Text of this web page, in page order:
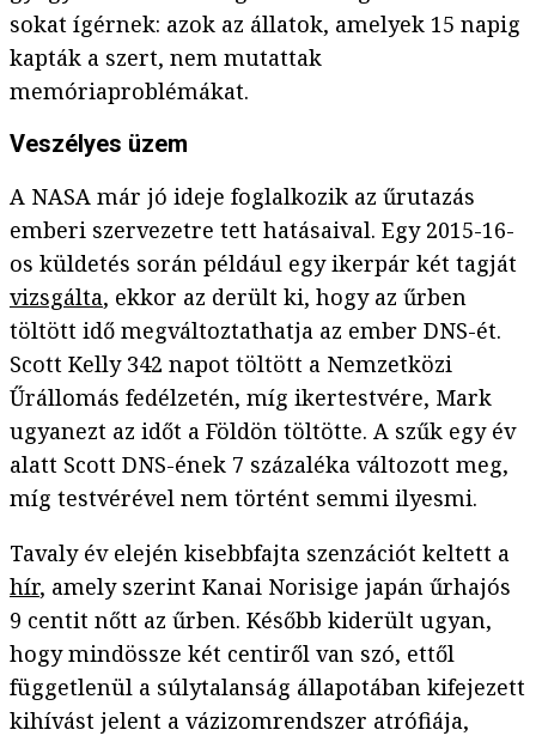
sokat ígérnek: azok az állatok, amelyek 15 napig
kapták a szert, nem mutattak
memóriaproblémákat.
Veszélyes üzem
A NASA már jó ideje foglalkozik az űrutazás
emberi szervezetre tett hatásaival. Egy 2015-16-
os küldetés során például egy ikerpár két tagját
vizsgálta, ekkor az derült ki, hogy az űrben
töltött idő megváltoztathatja az ember DNS-ét.
Scott Kelly 342 napot töltött a Nemzetközi
Űrállomás fedélzetén, míg ikertestvére, Mark
ugyanezt az időt a Földön töltötte. A szűk egy év
alatt Scott DNS-ének 7 százaléka változott meg,
míg testvérével nem történt semmi ilyesmi.
Tavaly év elején kisebbfajta szenzációt keltett a
hír, amely szerint Kanai Norisige japán űrhajós
9 centit nőtt az űrben. Később kiderült ugyan,
hogy mindössze két centiről van szó, ettől
függetlenül a súlytalanság állapotában kifejezett
kihívást jelent a vázizomrendszer atrófiája,